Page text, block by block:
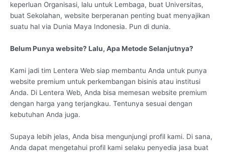
keperluan Organisasi, lalu untuk Lembaga, buat Universitas,
buat Sekolahan, website berperanan penting buat menyajikan
suatu hal via Dunia Maya Indonesia. Pun di dunia.
Belum Punya website? Lalu, Apa Metode Selanjutnya?
Kami jadi tim Lentera Web siap membantu Anda untuk punya
website premium untuk perkembangan bisinis atau institusi
Anda. Di Lentera Web, Anda bisa memesan website premium
dengan harga yang terjangkau. Tentunya sesuai dengan
kebutuhan Anda juga.
Supaya lebih jelas, Anda bisa mengunjungi profil kami. Di sana,
Anda dapat mengetahui profil kami selaku penyedia jasa buat